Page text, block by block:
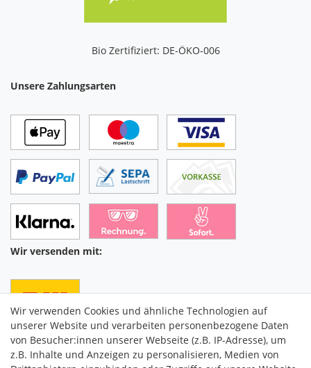
Bio Zertifiziert: DE-ÖKO-006
Unsere Zahlungsarten
Wir versenden mit:
Wir verwenden Cookies und ähnliche Technologien auf
unserer Website und verarbeiten personenbezogene Daten
von Besucher:innen unserer Webseite (z.B. IP-Adresse), um
z.B. Inhalte und Anzeigen zu personalisieren, Medien von